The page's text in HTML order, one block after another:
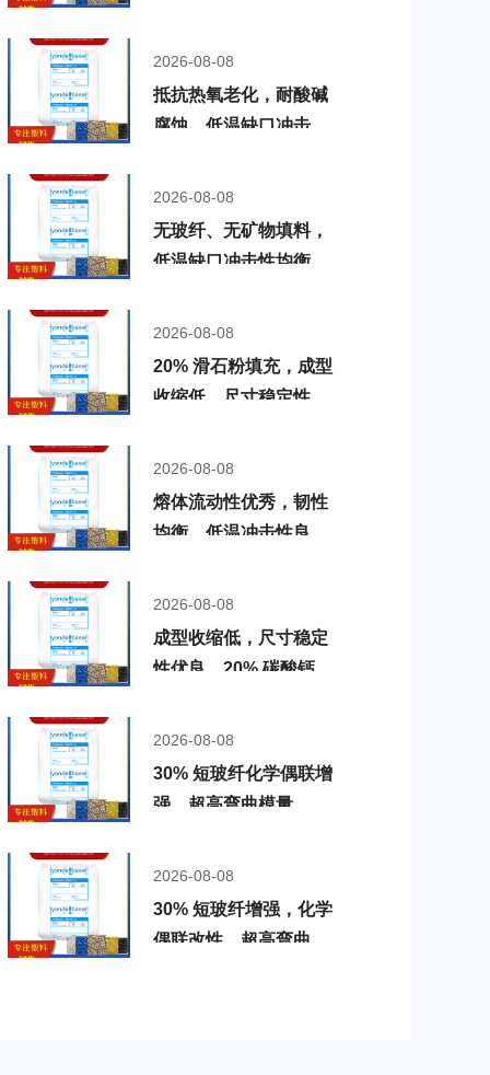
PP Polyfort
PP3C0GY268GRY
2026-08-08
抵抗热氧老化，耐酸碱
腐蚀，低温缺口冲击韧
PP Polyfort
PP3C0WT79
2026-08-08
无玻纤、无矿物填料，
低温缺口冲击性均衡，
PP Polyfort
PP3C0BR60BWN
2026-08-08
20% 滑石粉填充，成型
收缩低，尺寸稳定性优
Polyfort PP-68/TC/20
BK9526BLK
2026-08-08
熔体流动性优秀，韧性
均衡，低温冲击性良
Polyfort PP 1930-01
2026-08-08
成型收缩低，尺寸稳定
性优良，20% 碳酸钙填
尔 PP Polyfort
POLYTROPE
2026-08-08
30% 短玻纤化学偶联增
强，超高弯曲模量、高
巴塞尔 PP Polyfort
PP3A0HBWH184
2026-08-08
30% 短玻纤增强，化学
偶联改性，超高弯曲模